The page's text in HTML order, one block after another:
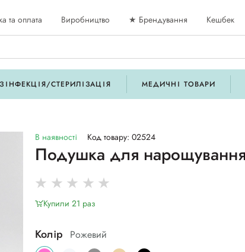
та оплата Виробництво ★ Брендування Кешбек
СТЕРИЛІЗАЦІЯ МЕДИЧНІ ТОВАРИ
В наявності Код товару: 02524
Подушка для
Купили 21 раз
Колір Рожевий